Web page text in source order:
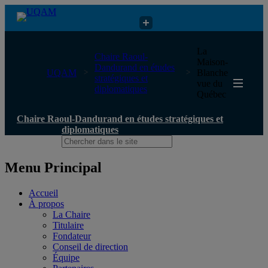
Chaire Raoul-Dandurand en études stratégiques et diplomatiques
UQAM
Chaire Raoul-
Dandurand en études
stratégiques et
diplomatiques
La
Maison-
Blanche
vue du
Québec
Chaire Raoul-Dandurand en études stratégiques et
diplomatiques
Menu Principal
Accueil
À propos
La Chaire
Titulaire
Fondateur
Conseil de direction
Équipe